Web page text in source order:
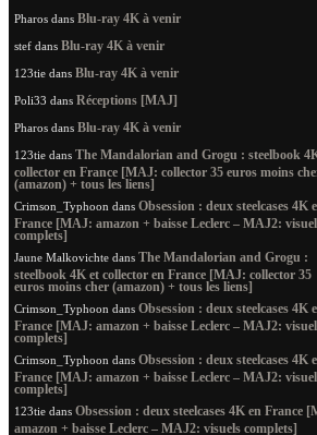
Pharos dans Blu-ray 4K à venir
stef dans Blu-ray 4K à venir
123tie dans Blu-ray 4K à venir
Poli33 dans Réceptions [MAJ]
Pharos dans Blu-ray 4K à venir
123tie dans The Mandalorian and Grogu : steelbook
collector en France [MAJ: collector 35 euros moins
(amazon) + tous les liens]
Crimson_Typhoon dans Obsession : deux steelcases 4K
France [MAJ: amazon + baisse Leclerc – MAJ2:
complets]
Jaune Malkovichte dans The Mandalorian and Grogu :
steelbook 4K et collector en France [MAJ: collector 35
euros moins cher (amazon) + tous les liens]
Crimson_Typhoon dans Obsession : deux steelcases 4K
France [MAJ: amazon + baisse Leclerc – MAJ2:
complets]
Crimson_Typhoon dans Obsession : deux steelcases 4K
France [MAJ: amazon + baisse Leclerc – MAJ2:
complets]
123tie dans Obsession : deux steelcases 4K en France
amazon + baisse Leclerc – MAJ2: visuels complets]